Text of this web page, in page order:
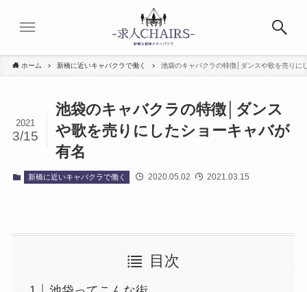
ホーム 新橋に近いキャバクラで働く 池袋のキャバクラの特徴│ダンスや歌を売りに
池袋のキャバクラの特徴│ダンス
や歌を売りにしたショーキャバが
有名
2021
3/15
新橋に近いキャバクラで働く 2020.05.02 2021.03.15
目次